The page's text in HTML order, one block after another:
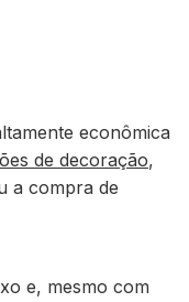
econômica
de decoração,
a compra de
e, mesmo com